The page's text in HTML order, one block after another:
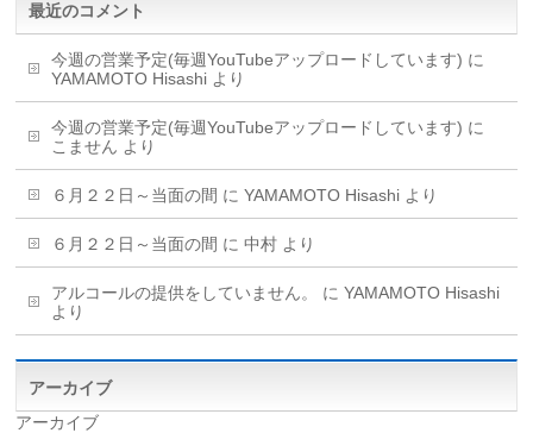
最近のコメント
今週の営業予定(毎週YouTubeアップロードしています) に
YAMAMOTO Hisashi より
今週の営業予定(毎週YouTubeアップロードしています) に
こません より
６月２２日～当面の間 にYAMAMOTO Hisashi より
６月２２日～当面の間 に中村 より
アルコールの提供をしていません。 にYAMAMOTO Hisashi
より
アーカイブ
アーカイブ